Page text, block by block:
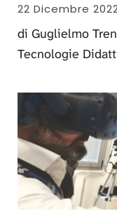
22 Dicembre
di Guglielmo
Tecnologie